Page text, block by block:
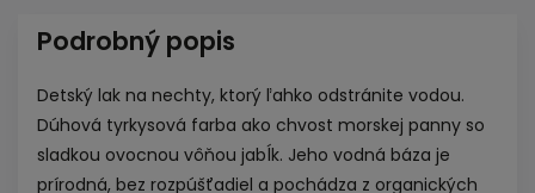
Podrobný popis
Detský lak na nechty, ktorý ľahko odstránite vodou.
Dúhová tyrkysová farba ako chvost morskej panny so
sladkou ovocnou vôňou jabĺk. Jeho vodná báza je
prírodná, bez rozpúšťadiel a pochádza z organických